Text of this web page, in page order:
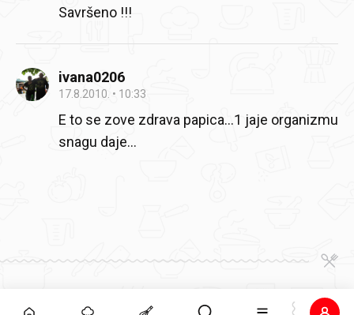
Savršeno !!!
ivana0206
17.8.2010. 10:33
E to se zove zdrava papica…1 jaje organizmu
snagu daje…